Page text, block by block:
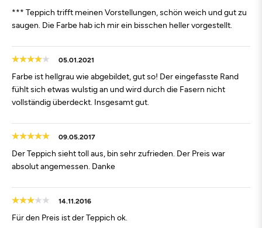
*** Teppich trifft meinen Vorstellungen, schön weich und gut zu
saugen. Die Farbe hab ich mir ein bisschen heller vorgestellt.
05.01.2021
Farbe ist hellgrau wie abgebildet, gut so! Der eingefasste Rand
fühlt sich etwas wulstig an und wird durch die Fasern nicht
vollständig überdeckt. Insgesamt gut.
09.05.2017
Der Teppich sieht toll aus, bin sehr zufrieden. Der Preis war
absolut angemessen. Danke
14.11.2016
Für den Preis ist der Teppich ok.